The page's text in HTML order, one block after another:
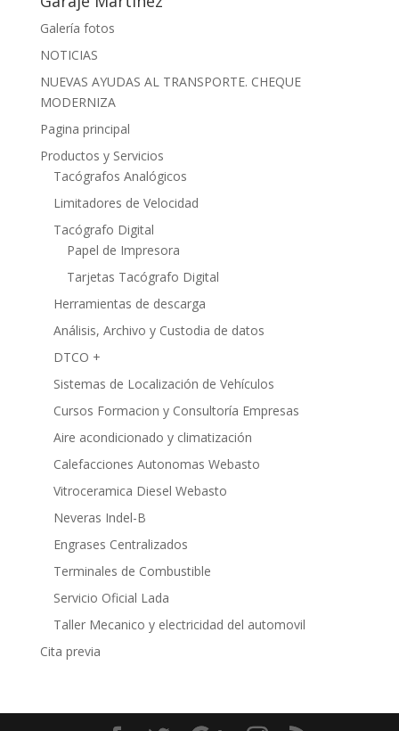
Galería fotos
NOTICIAS
NUEVAS AYUDAS AL TRANSPORTE. CHEQUE
MODERNIZA
Pagina principal
Productos y Servicios
Tacógrafos Analógicos
Limitadores de Velocidad
Tacógrafo Digital
Papel de Impresora
Tarjetas Tacógrafo Digital
Herramientas de descarga
Análisis, Archivo y Custodia de datos
DTCO +
Sistemas de Localización de Vehículos
Cursos Formacion y Consultoría Empresas
Aire acondicionado y climatización
Calefacciones Autonomas Webasto
Vitroceramica Diesel Webasto
Neveras Indel-B
Engrases Centralizados
Terminales de Combustible
Servicio Oficial Lada
Taller Mecanico y electricidad del automovil
Cita previa